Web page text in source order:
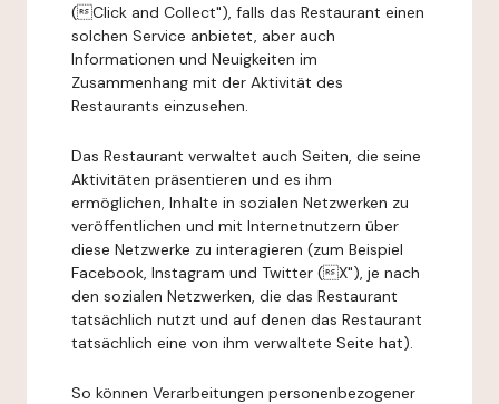
(Click and Collect"), falls das Restaurant einen
solchen Service anbietet, aber auch
Informationen und Neuigkeiten im
Zusammenhang mit der Aktivität des
Restaurants einzusehen.
Das Restaurant verwaltet auch Seiten, die seine
Aktivitäten präsentieren und es ihm
ermöglichen, Inhalte in sozialen Netzwerken zu
veröffentlichen und mit Internetnutzern über
diese Netzwerke zu interagieren (zum Beispiel
Facebook, Instagram und Twitter (X"), je nach
den sozialen Netzwerken, die das Restaurant
tatsächlich nutzt und auf denen das Restaurant
tatsächlich eine von ihm verwaltete Seite hat).
So können Verarbeitungen personenbezogener